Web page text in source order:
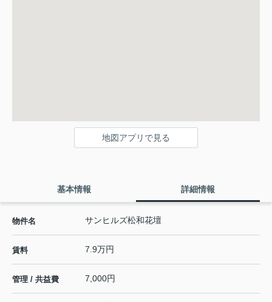
地図アプリで見る
基本情報 詳細情報
物件名 サンヒルズ松和花壇
賃料 7.9万円
管理 / 共益費 7,000円